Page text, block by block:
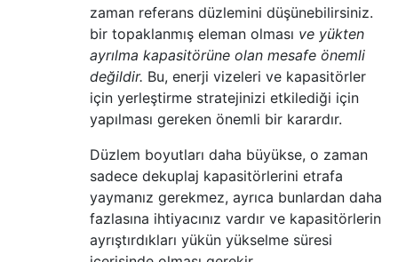
zaman referans düzlemini düşünebilirsiniz.
bir topaklanmış eleman olması ve yükten
ayrılma kapasitörüne olan mesafe önemli
değildir. Bu, enerji vizeleri ve kapasitörler
için yerleştirme stratejinizi etkilediği için
yapılması gereken önemli bir karardır.
Düzlem boyutları daha büyükse, o zaman
sadece dekuplaj kapasitörlerini etrafa
yaymanız gerekmez, ayrıca bunlardan daha
fazlasına ihtiyacınız vardır ve kapasitörlerin
ayrıştırdıkları yükün yükselme süresi